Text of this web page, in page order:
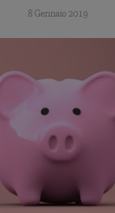
8 Gennaio 2019